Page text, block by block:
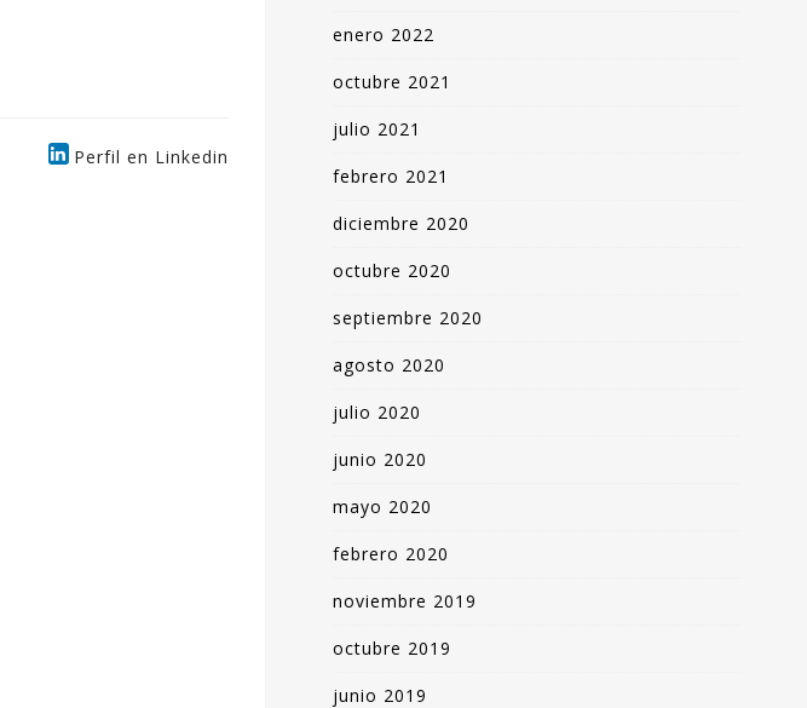
Perfil en Linkedin
enero 2022
octubre 2021
julio 2021
febrero 2021
diciembre 2020
octubre 2020
septiembre 2020
agosto 2020
julio 2020
junio 2020
mayo 2020
febrero 2020
noviembre 2019
octubre 2019
junio 2019